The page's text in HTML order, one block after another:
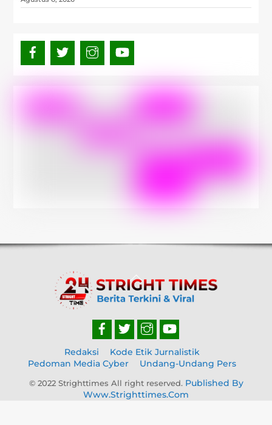
Back
To
Top
Redaksi
Kode Etik Jurnalistik
Pedoman Media Cyber
Undang-Undang Pers
© 2022 Strighttimes All right reserved. Published By
Www.strighttimes.com